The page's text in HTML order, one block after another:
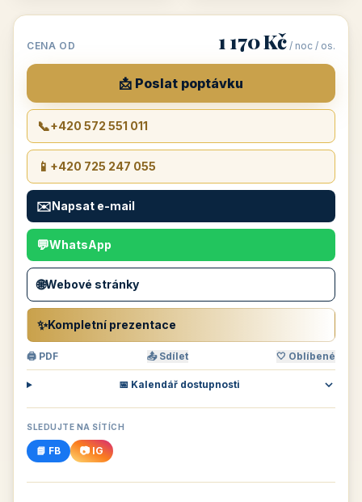
CENA OD 1 170 Kč / noc / os.
📩 Poslat poptávku
📞+420 572 551 011
📱 +420 725 247 055
✉️Napsat e-mail
💬WhatsApp
🌐Webové stránky
✨Kompletní prezentace
🖨 PDF 📤 Sdílet 🤍 Oblíbené
📅 Kalendář dostupnosti
SLEDUJTE NA SÍTÍCH
📘 FB 📷 IG